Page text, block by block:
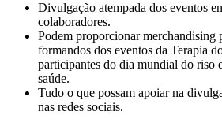
Divulgação atempada dos eventos
colaboradores.
Podem proporcionar merchandising
formandos dos eventos da Terapia
participantes do dia mundial do riso
saúde.
Tudo o que possam apoiar na
nas redes sociais.